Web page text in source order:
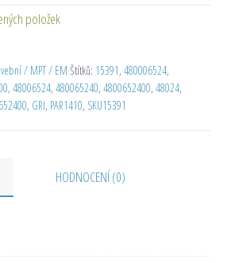
položek
/ MPT / EM Štítků: 15391, 480006524,
, 48006524, 480065240, 4800652400, 48024,
, GRI, PAR1410, SKU15391
HODNOCENÍ (0)